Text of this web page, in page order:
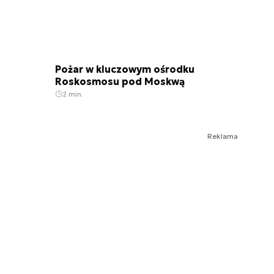
Pożar w kluczowym ośrodku
Roskosmosu pod Moskwą
2 min.
Reklama